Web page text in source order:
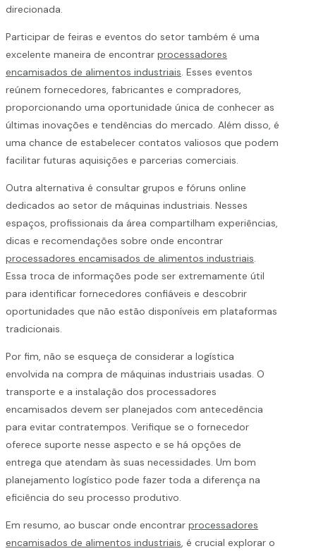
direcionada.
Participar de feiras e eventos do setor também é uma
excelente maneira de encontrar processadores
encamisados de alimentos industriais. Esses eventos
reúnem fornecedores, fabricantes e compradores,
proporcionando uma oportunidade única de conhecer as
últimas inovações e tendências do mercado. Além disso, é
uma chance de estabelecer contatos valiosos que podem
facilitar futuras aquisições e parcerias comerciais.
Outra alternativa é consultar grupos e fóruns online
dedicados ao setor de máquinas industriais. Nesses
espaços, profissionais da área compartilham experiências,
dicas e recomendações sobre onde encontrar
processadores encamisados de alimentos industriais.
Essa troca de informações pode ser extremamente útil
para identificar fornecedores confiáveis e descobrir
oportunidades que não estão disponíveis em plataformas
tradicionais.
Por fim, não se esqueça de considerar a logística
envolvida na compra de máquinas industriais usadas. O
transporte e a instalação dos processadores
encamisados devem ser planejados com antecedência
para evitar contratempos. Verifique se o fornecedor
oferece suporte nesse aspecto e se há opções de
entrega que atendam às suas necessidades. Um bom
planejamento logístico pode fazer toda a diferença na
eficiência do seu processo produtivo.
Em resumo, ao buscar onde encontrar processadores
encamisados de alimentos industriais, é crucial explorar o